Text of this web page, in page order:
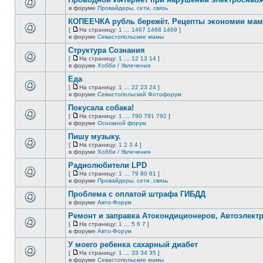
непрочитанных
сообщений.
непрочитанных
сообщений.
в форуме Провайдеры, сети, связь
этой
непрочитанных
сообщений.
КОПЕЕЧКА рубль бережёт. Рецепты экономии
[
На
страницу
На страницу: 1 1467 1468 1469 ]
в форуме Севастопольские мамы
этой
непрочитанных
сообщений.
Структура Сознания
[
На
страницу
На страницу: 1 12 13 14 ]
в форуме Хобби / Увлечения
этой
непрочитанных
сообщений.
Еда
[
На
страницу
На страницу: 1 22 23 24 ]
в форуме Севастопольский Фотофорум
этой
непрочитанных
сообщений.
Покусала собака!
[
На
страницу
На страницу: 1 790 791 792 ]
в форуме Основной форум
этой
непрочитанных
сообщений.
Пишу музыку.
[
На
страницу
На страницу: 1 2 3 4 ]
в форуме Хобби / Увлечения
этой
непрочитанных
сообщений.
Радиолюбители LPD
[
На
страницу
На страницу: 1 79 80 81 ]
в форуме Провайдеры, сети, связь
непрочитанных
сообщений.
Проблема с оплатой штрафа ГИБДД
в форуме Авто-Форум
этой
Ремонт и заправка Атокондиционеров,
[
На
страницу
На страницу: 1 5 6 7 ]
в форуме Авто-Форум
У моего ребенка сахарный диабет
[
На
На страницу: 1 33 34 35 ]
в форуме Севастопольские мамы